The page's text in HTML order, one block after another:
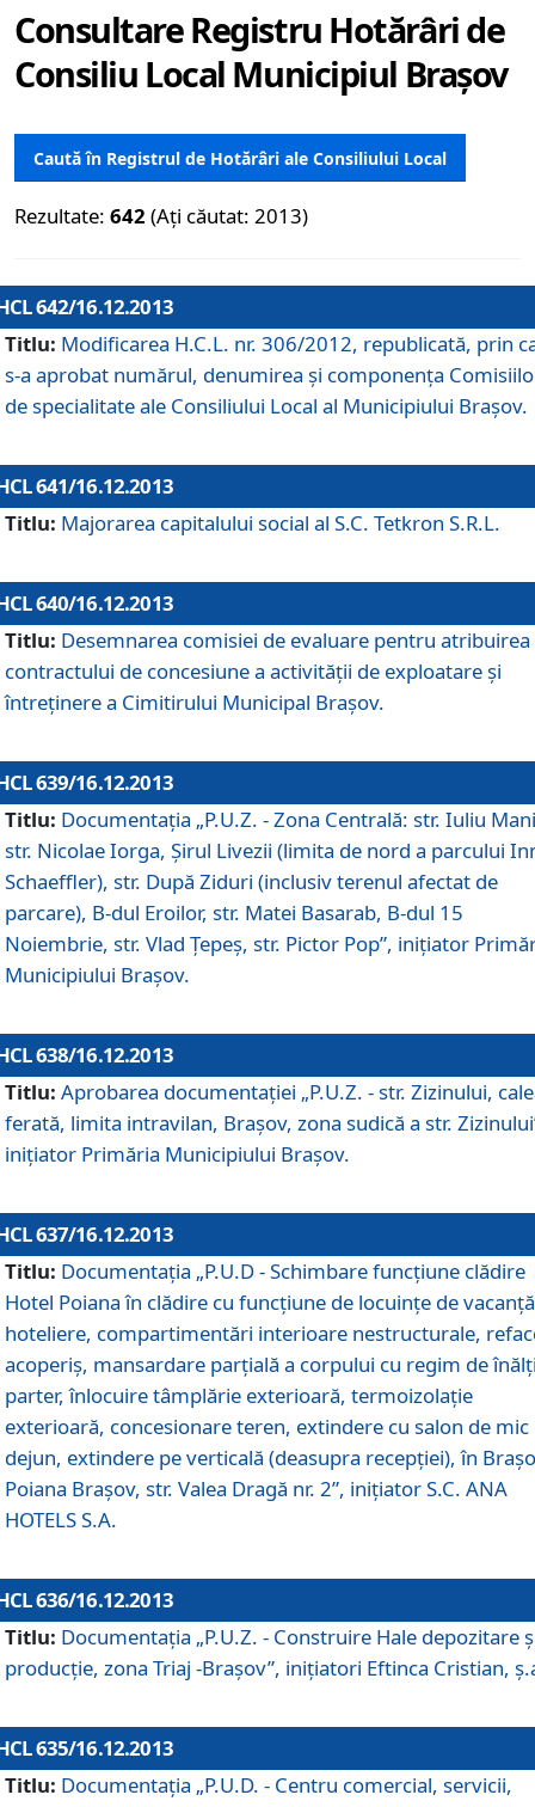
Consultare Registru Hotărâri de
Consiliu Local Municipiul Brașov
Caută în Registrul de Hotărâri ale Consiliului Local
Rezultate: 642 (Ați căutat: 2013)
642/16.12.2013
Titlu: Modificarea H.C.L. nr. 306/2012, republicată, prin
s-a aprobat numărul, denumirea şi componenţa
de specialitate ale Consiliului Local al Municipiului Braşov.
641/16.12.2013
Titlu: Majorarea capitalului social al S.C. Tetkron S.R.L.
640/16.12.2013
Titlu: Desemnarea comisiei de evaluare pentru atribuirea
contractului de concesiune a activităţii de exploatare şi
întreţinere a Cimitirului Municipal Braşov.
639/16.12.2013
Titlu: Documentaţia „P.U.Z. - Zona Centrală: str. Iuliu
str. Nicolae Iorga, Şirul Livezii (limita de nord a parcului
Schaeffler), str. După Ziduri (inclusiv terenul afectat de
parcare), B-dul Eroilor, str. Matei Basarab, B-dul 15
Noiembrie, str. Vlad Ţepeş, str. Pictor Pop”, iniţiator
Municipiului Braşov.
638/16.12.2013
Titlu: Aprobarea documentaţiei „P.U.Z. - str. Zizinului,
ferată, limita intravilan, Braşov, zona sudică a str.
iniţiator Primăria Municipiului Braşov.
637/16.12.2013
Titlu: Documentaţia „P.U.D - Schimbare funcţiune clădire
Hotel Poiana în clădire cu funcţiune de locuinţe de
hoteliere, compartimentări interioare nestructurale,
acoperiş, mansardare parţială a corpului cu regim de
parter, înlocuire tâmplărie exterioară, termoizolaţie
exterioară, concesionare teren, extindere cu salon de mic
dejun, extindere pe verticală (deasupra recepţiei), în
Poiana Braşov, str. Valea Dragă nr. 2”, iniţiator S.C. ANA
HOTELS S.A.
636/16.12.2013
Titlu: Documentaţia „P.U.Z. - Construire Hale depozitare
producţie, zona Triaj -Braşov”, iniţiatori Eftinca Cristian,
635/16.12.2013
Titlu: Documentaţia „P.U.D. - Centru comercial, servicii,